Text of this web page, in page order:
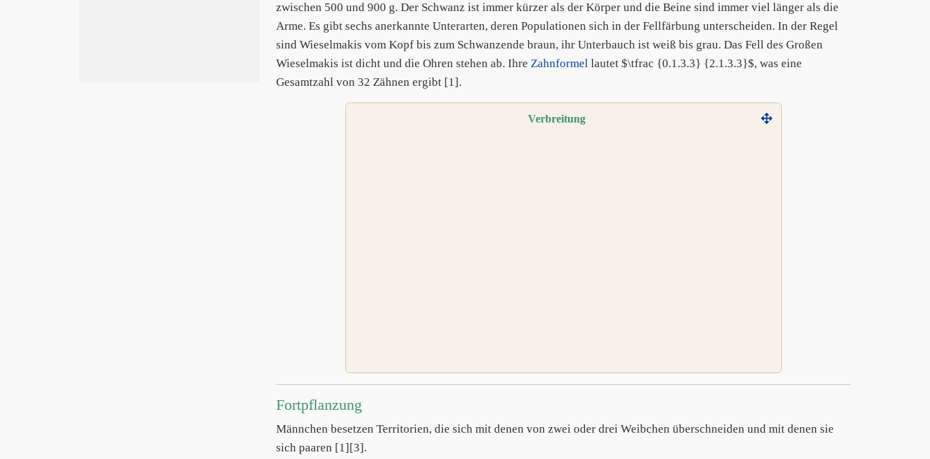
zwischen 500 und 900 g. Der Schwanz ist immer kürzer als der Körper und die Beine sind immer viel länger als die
Arme. Es gibt sechs anerkannte Unterarten, deren Populationen sich in der Fellfärbung unterscheiden. In der Regel
sind Wieselmakis vom Kopf bis zum Schwanzende braun, ihr Unterbauch ist weiß bis grau. Das Fell des Großen
Wieselmakis ist dicht und die Ohren stehen ab. Ihre Zahnformel lautet $\tfrac {0.1.3.3} {2.1.3.3}$, was eine
Gesamtzahl von 32 Zähnen ergibt [1].
Verbreitung
Fortpflanzung
Männchen besetzen Territorien, die sich mit denen von zwei oder drei Weibchen überschneiden und mit denen sie
sich paaren [1][3].